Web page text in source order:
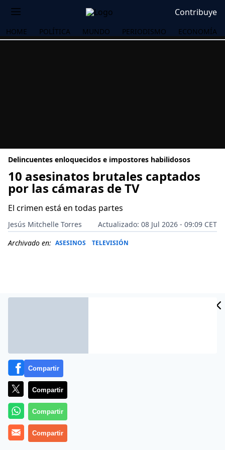
Contribuye
HOME POLÍTICA MUNDO PERIODISMO ECONOMÍA
Delincuentes enloquecidos e impostores habilidosos
10 asesinatos brutales captados
por las cámaras de TV
El crimen está en todas partes
Jesús Mitchelle Torres
Actualizado: 08 Jul 2026 - 09:09 CET
Archivado en: ASESINOS TELEVISIÓN
Más información
Compartir
Compartir
Compartir
Compartir